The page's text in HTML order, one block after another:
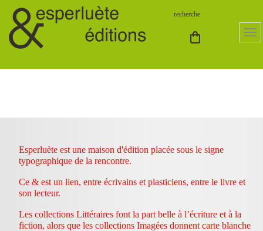
Esperluète est une maison d'édition placée sous le signe
typographique de la rencontre.
Ce & est un lien, entre écrivains et plasticiens, entre le livre et
son lecteur.
Les collections Littéraires font la part belle à l’écriture et à la
fiction, alors que les collections Imagées donnent carte blanche